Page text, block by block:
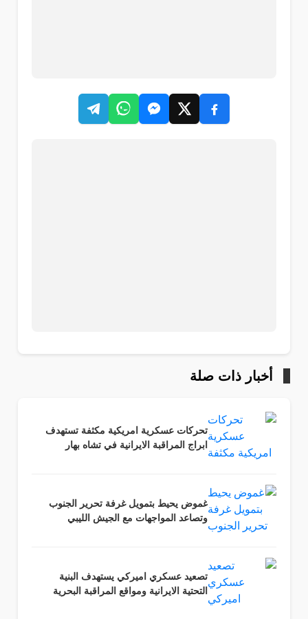
أخبار ذات صلة
تحركات عسكرية امريكية مكثفة تستهدف
ابراج المراقبة الايرانية في تشاه بهار
غموض يحيط بتمويل غرفة تحرير الجنوب
وتصاعد المواجهات مع الجيش الليبي
تصعيد عسكري اميركي يستهدف البنية
التحتية الايرانية ومواقع المراقبة البحرية